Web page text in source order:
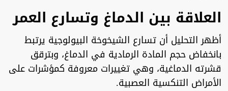
العلاقة بين الدماغ وتسارع العمر
أظهر التحليل أن تسارع الشيخوخة البيولوجية يرتبط
بانخفاض حجم المادة الرمادية في الدماغ، وبترقق
قشرته الدماغية، وهي تغييرات معروفة كمؤشرات على
الأمراض التنكسية العصبية.